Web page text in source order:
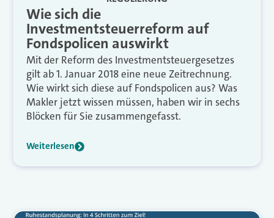
Wie sich die
Investmentsteuerreform auf
Fondspolicen auswirkt
Mit der Reform des Investmentsteuergesetzes
gilt ab 1. Januar 2018 eine neue Zeitrechnung.
Wie wirkt sich diese auf Fondspolicen aus? Was
Makler jetzt wissen müssen, haben wir in sechs
Blöcken für Sie zusammengefasst.
Weiterlesen